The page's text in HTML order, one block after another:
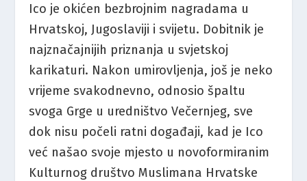
Ico je okićen bezbrojnim nagradama u
Hrvatskoj, Jugoslaviji i svijetu. Dobitnik je
najznačajnijih priznanja u svjetskoj
karikaturi. Nakon umirovljenja, još je neko
vrijeme svakodnevno, odnosio špaltu
svoga Grge u uredništvo Večernjeg, sve
dok nisu počeli ratni događaji, kad je Ico
već našao svoje mjesto u novoformiranim
Kulturnog društvo Muslimana Hrvatske